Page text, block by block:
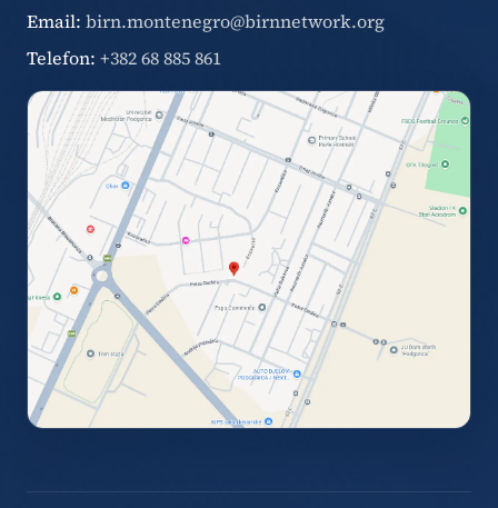
Email: birn.montenegro@birnnetwork.org
Telefon: +382 68 885 861